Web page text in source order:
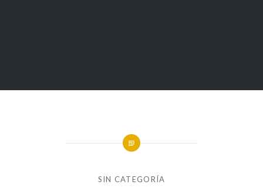
SIN CATEGORÍA